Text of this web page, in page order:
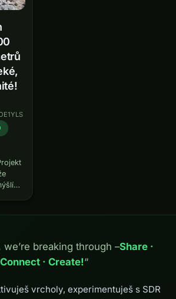
jen
we’re breaking through –Share ·
Connect · Create!“
vrcholy, experimentuješ s SDR